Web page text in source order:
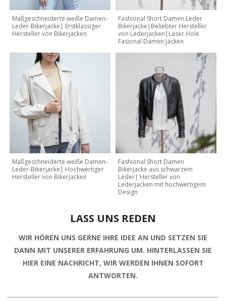
Maßgeschneiderte weiße Damen-
Leder-Bikerjacke| Erstklassiger
Hersteller von Bikerjacken
Fashional Short Damen Leder
Bikerjacke|Beliebter Hersteller
von Lederjacken|Laser Hole
Fasional Damen Jacken
Maßgeschneiderte weiße Damen-
Leder-Bikerjacke| Hochwertiger
Hersteller von Bikerjacken
Fashional Short Damen
Bikerjacke aus schwarzem
Leder| Hersteller von
Lederjacken mit hochwertigem
Design
LASS UNS REDEN
WIR HÖREN UNS GERNE IHRE IDEE AN UND SETZEN SIE
DANN MIT UNSERER ERFAHRUNG UM. HINTERLASSEN SIE
HIER EINE NACHRICHT, WIR WERDEN IHNEN SOFORT
ANTWORTEN.